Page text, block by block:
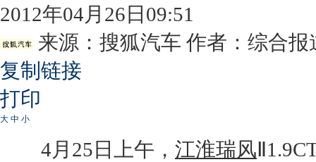
2012年04月26日09:51
来源： 搜狐汽车 作者：综合报
复制链接
打印
大 中 小
4月25日上午， 江淮瑞风